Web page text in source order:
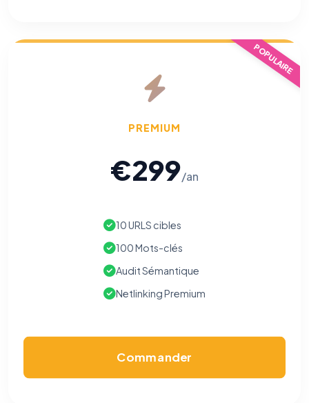
POPULAIRE
PREMIUM
€299/an
10 URLS cibles
100 Mots-clés
Audit Sémantique
Netlinking Premium
Commander